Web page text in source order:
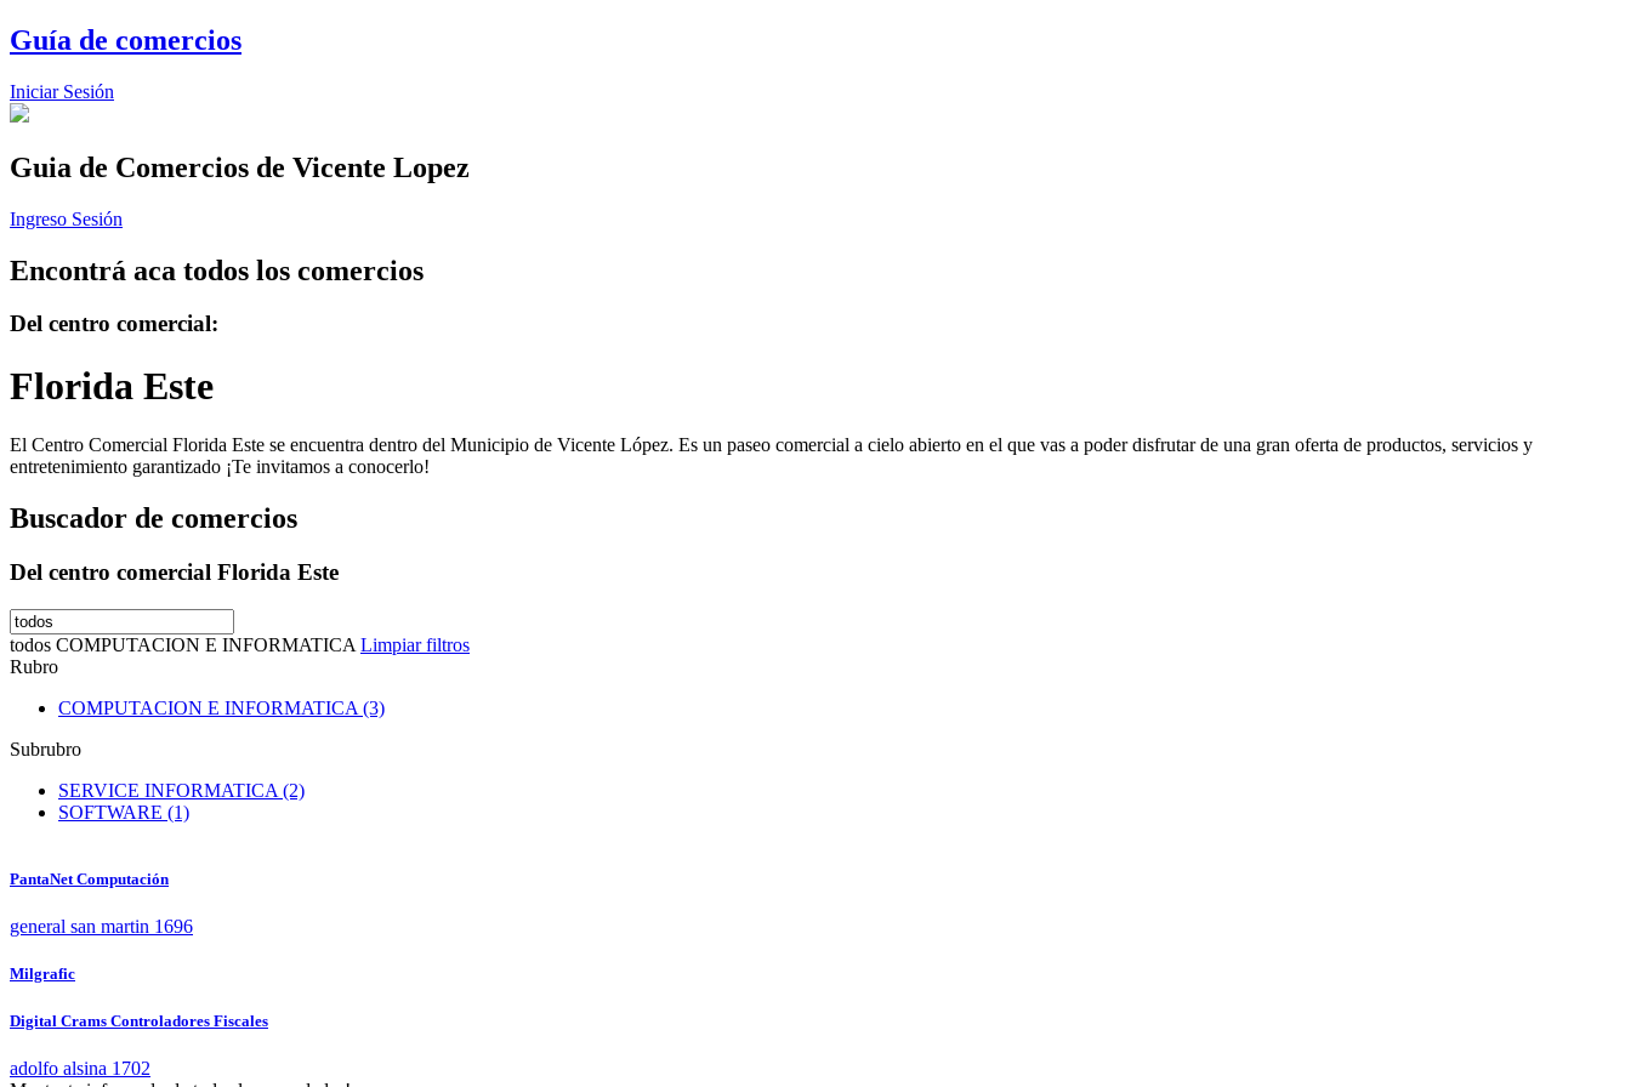
Guía de comercios
Iniciar Sesión
Guia de Comercios de Vicente Lopez
Ingreso Sesión
Encontrá aca todos los comercios
Del centro comercial:
Florida Este
El Centro Comercial Florida Este se encuentra dentro del Municipio de Vicente López. Es un paseo comercial a cielo abierto en el que vas a poder disfrutar de una gran oferta de productos, servicios y
entretenimiento garantizado ¡Te invitamos a conocerlo!
Buscador de comercios
Del centro comercial Florida Este
todos COMPUTACION E INFORMATICA Limpiar filtros
Rubro
COMPUTACION E INFORMATICA (3)
Subrubro
SERVICE INFORMATICA (2)
SOFTWARE (1)
PantaNet Computación
general san martin 1696
Milgrafic
Digital Crams Controladores Fiscales
adolfo alsina 1702